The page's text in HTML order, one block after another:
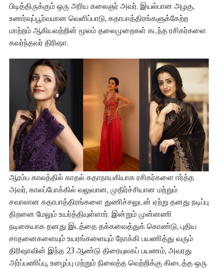
பிடித்திருக்கும் ஒரு அரிய கலைஞர் அவர். இயல்பான அழகு,
உணர்வுப்பூர்வமான வெளிப்பாடு, கதாபாத்திரங்களுக்கேற்ற
மாற்றம் ஆகியவற்றின் மூலம் தலைமுறைகள் கடந்த ரசிகர்களை
கவர்ந்தவர் திரிஷா.
ஆரம்ப காலத்தில் காதல் கதாநாயகியாக ரசிகர்களை ஈர்த்த
அவர், காலப்போக்கில் வலுவான, முதிர்ச்சியான மற்றும்
சவாலான கதாபாத்திரங்களை துணிச்சலுடன் ஏற்று தனது நடிப்பு
திறனை மேலும் உயர்த்தியுள்ளார். இன்றும் முன்னணி
நடிகையாக தனது இடத்தை தக்கவைத்துக் கொண்டு, புதிய
சாதனைகளையும் உயரங்களையும் நோக்கி பயணித்து வரும்
திரிஷாவின் இந்த 23 ஆண்டு திரையுலகப் பயணம், அவரது
அர்ப்பணிப்பு, உழைப்பு மற்றும் நிலைத்த வெற்றிக்கு கிடைத்த ஒரு